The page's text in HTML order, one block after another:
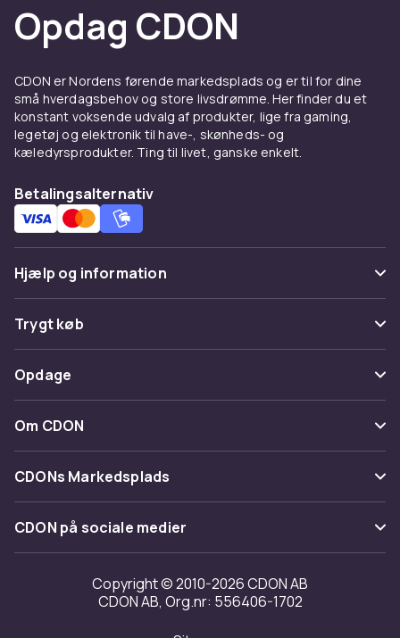
Opdag CDON
CDON er Nordens førende markedsplads og er til for dine
små hverdagsbehov og store livsdrømme. Her finder du et
konstant voksende udvalg af produkter, lige fra gaming,
legetøj og elektronik til have-, skønheds- og
kæledyrsprodukter. Ting til livet, ganske enkelt.
Betalingsalternativ
Hjælp og information
Ofte stillede spørgsmål
Spor pakke
Fortryd & returner her
Kontakt os
Trygt køb
Betaling
Levering
Tilbagekaldelser
Opdage
Kategorier
Maerke
Om CDON
Om os
Kundeanmeldelser
Arbejd på CDON
Investor relations
Tilgængelighed
CDONs Markedsplads
Merchant Help Center
CDON på sociale medier
Copyright © 2010-2026 CDON AB
CDON AB, Org.nr: 556406-1702